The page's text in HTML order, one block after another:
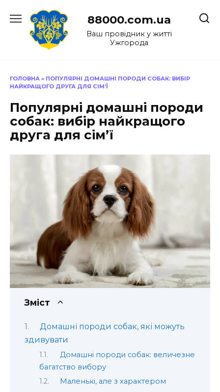
до
88000.com.ua
Ваш провідник у житті
Ужгорода
ГОЛОВНА » ПОПУЛЯРНІ ДОМАШНІ ПОРОДИ СОБАК: ВИБІР
НАЙКРАЩОГО ДРУГА ДЛЯ СІМ’Ї
Популярні домашні породи
собак: вибір найкращого
друга для сім’ї
Зміст
Домашні породи собак, які можуть
здивувати
Домашні породи собак: величезне
багатство вибору
Маленькі, але з характером